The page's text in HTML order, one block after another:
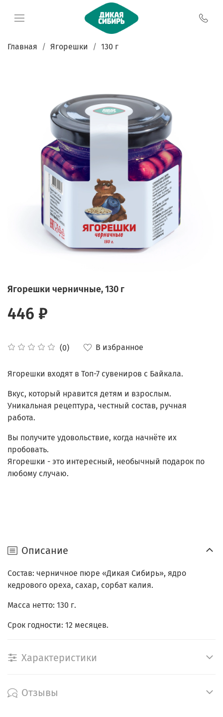
Главная Ягорешки 130 г
Ягорешки черничные, 130 г
(0) В избранное
446 ₽
Ягорешки входят в Топ-7 сувениров с Байкала.
Вкус, который нравится детям и взрослым.
Уникальная рецептура, честный состав, ручная
работа.
Вы получите удовольствие, когда начнёте их
пробовать.
Ягорешки - это интересный, необычный подарок по
любому случаю.
Описание
Состав: черничное пюре «Дикая Сибирь», ядро
кедрового ореха, сахар, сорбат калия.
Масса нетто: 130 г.
Срок годности: 12 месяцев.
Характеристики
Отзывы